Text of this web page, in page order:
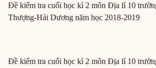
Đề kiểm tra cuối học kì 2 môn Địa lí 10
Thượng-Hải Dương năm học 2018-2019
Đề kiểm tra cuối học kì 2 môn Địa lí 10